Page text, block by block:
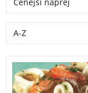
A-Z
Zbirka